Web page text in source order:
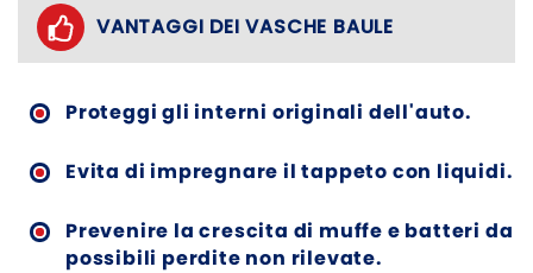
VANTAGGI DEI VASCHE BAULE
Proteggi gli interni originali dell'auto.
Evita di impregnare il tappeto con liquidi.
Prevenire la crescita di muffe e batteri da
possibili perdite non rilevate.